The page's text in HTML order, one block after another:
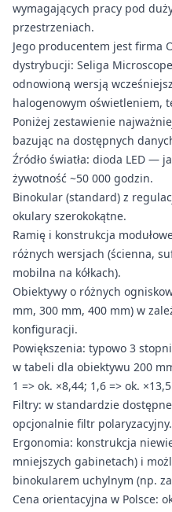
wymagających pracy pod
przestrzeniach.
Jego producentem jest firma
dystrybucji: Seliga
odnowioną wersją
halogenowym oświetleniem,
Poniżej zestawienie
bazując na dostępnych
Źródło światła: dioda LED —
żywotność ~50 000 godzin.
Binokular (standard) z
okulary szerokokątne.
Ramię i konstrukcja
różnych wersjach (ścienna,
mobilna na kółkach).
Obiektywy o różnych
mm, 300 mm, 400 mm) w
konfiguracji.
Powiększenia: typowo 3
w tabeli dla obiektywu 200
1 => ok. ×8,44; 1,6 => ok.
Filtry: w standardzie
opcjonalnie filtr polaryzacyjny.
Ergonomia: konstrukcja
mniejszych gabinetach) i
binokularem uchylnym (np.
Cena orientacyjna w Polsce: